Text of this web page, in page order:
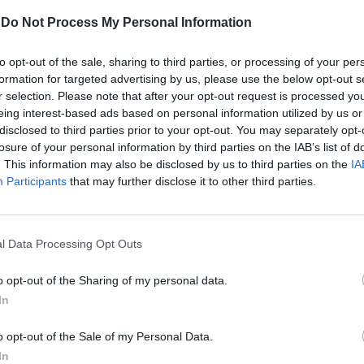
Do Not Process My Personal Information
opt-out of the sale, sharing to third parties, or processing of your
for targeted advertising by us, please use the below opt-out
selection. Please note that after your opt-out request is processed
interest-based ads based on personal information utilized by us
to third parties prior to your opt-out. You may separately
of your personal information by third parties on the IAB’s list of
This information may also be disclosed by us to third parties on the
Participants that may further disclose it to other third parties.
Data Processing Opt Outs
opt-out of the Sharing of my personal data.
opt-out of the Sale of my Personal Data.
importante, se voglio restare tra i top, è la
un approccio speciale per ogni
continua il tennista serbo - non si può
stile di gioco su tutte le superfici
è diversa. Sull'erba, devi essere più
lo slice e scendere di più a rete,
ed avere più varietà con il
terra devi essere molto molto paziente
è la superficie più lenta e devi
Garros come priorità per la
e cercherò di dare il mio meglio
nei prossimi due o tre giorni. Sono
perché mi dà più fiducia per
eventi su terra, ma anche su tutte
Rudy Giuliani a Come States?
Trump, Meloni e la strategia
americana